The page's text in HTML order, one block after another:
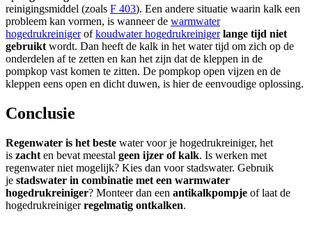
reinigingsmiddel (zoals F 403). Een andere situatie waarin kalk een
probleem kan vormen, is wanneer de warmwater
hogedrukreinigerofkoudwater hogedrukreiniger lange tijd niet
gebruikt wordt. Dan heeft de kalk in het water tijd om zich op de
onderdelen af te zetten en kan het zijn dat de kleppen in de
pompkop vast komen te zitten. De pompkop open vijzen en de
kleppen eens open en dicht duwen, is hier de eenvoudige oplossing.
Conclusie
Regenwater is het beste water voor je hogedrukreiniger, het
is zacht en bevat meestal geen ijzer of kalk. Is werken met
regenwater niet mogelijk? Kies dan voor stadswater. Gebruik
je stadswater in combinatie met een warmwater
hogedrukreiniger? Monteer dan een antikalkpompje of laat de
hogedrukreinigerregelmatig ontkalken.